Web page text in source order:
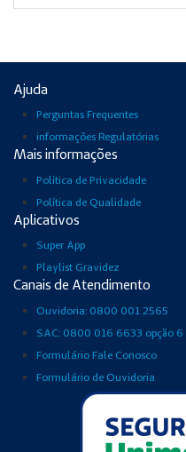
Ajuda
Perguntas Frequentes
informações Regulatórias
Mais informações
Política de Privacidade
Política de Qualidade
Aplicativos
Super App
Playlist Gravidez
Canais de Atendimento
Ouvidoria: 0800 001 2565
SAC: 0800 016 6633 opção 6
Formulário Fale Conosco
Formulário de Ouvidoria